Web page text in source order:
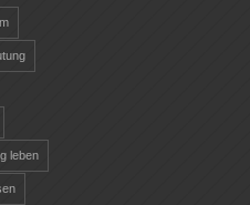
leben